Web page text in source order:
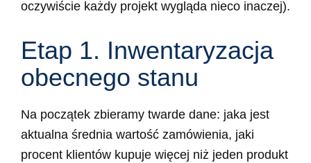
oczywiście każdy projekt wygląda nieco inaczej).
Etap 1. Inwentaryzacja
obecnego stanu
Na początek zbieramy twarde dane: jaka jest
aktualna średnia wartość zamówienia, jaki
procent klientów kupuje więcej niż jeden produkt